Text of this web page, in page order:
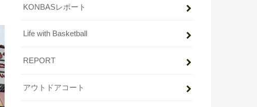
KONBASレポート
Life with Basketball
REPORT
アウトドアコート